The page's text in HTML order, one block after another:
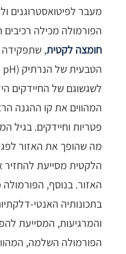
מעבר לפיטואסטרוגנים
הפורמולה מכילה רכיבים
חומצה לקטית,
לשגשוגם של החיידקים
המהווים את קו ההגנה
מה שהופך את האזור
הלקטית מסייעת להחזיר
האזור. בנוסף, הפורמולה
בתכונותיה האנטי-
והמרגיעות, המסייעת
הפורמולה השלמה,